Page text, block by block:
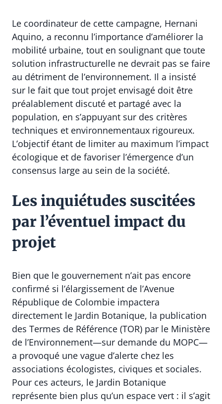
Le coordinateur de cette campagne, Hernani
Aquino, a reconnu l’importance d’améliorer la
mobilité urbaine, tout en soulignant que toute
solution infrastructurelle ne devrait pas se faire
au détriment de l’environnement. Il a insisté
sur le fait que tout projet envisagé doit être
préalablement discuté et partagé avec la
population, en s’appuyant sur des critères
techniques et environnementaux rigoureux.
L’objectif étant de limiter au maximum l’impact
écologique et de favoriser l’émergence d’un
consensus large au sein de la société.
Les inquiétudes suscitées
par l’éventuel impact du
projet
Bien que le gouvernement n’ait pas encore
confirmé si l’élargissement de l’Avenue
République de Colombie impactera
directement le Jardin Botanique, la publication
des Termes de Référence (TOR) par le Ministère
de l’Environnement—sur demande du MOPC—
a provoqué une vague d’alerte chez les
associations écologistes, civiques et sociales.
Pour ces acteurs, le Jardin Botanique
représente bien plus qu’un espace vert : il s’agit